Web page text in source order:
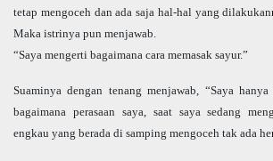
tetap mengoceh dan ada saja hal-hal yang
Maka istrinya pun menjawab.
“Saya mengerti bagaimana cara memasak sayur.”
Suaminya dengan tenang menjawab, “Saya
bagaimana perasaan saya, saat saya sedang
engkau yang berada di samping mengoceh tak ada